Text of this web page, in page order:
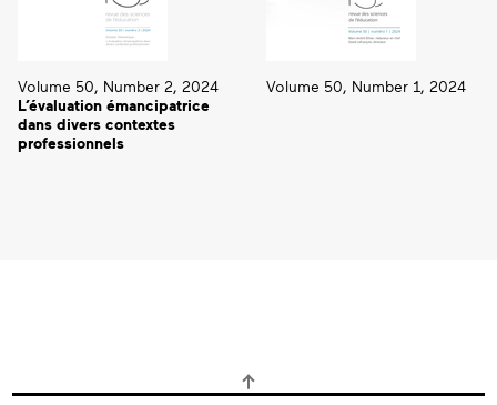
Volume 50, Number 2, 2024
L’évaluation émancipatrice
dans divers contextes
professionnels
Volume 50, Number 1, 2024